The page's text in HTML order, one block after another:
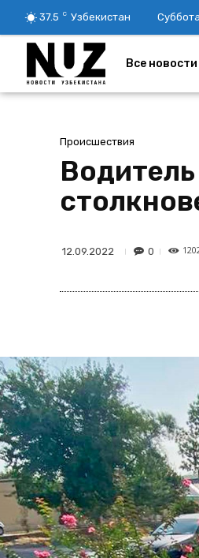
37.5 C Узбекистан
Все новости
Происшествия
12.09.2022 0